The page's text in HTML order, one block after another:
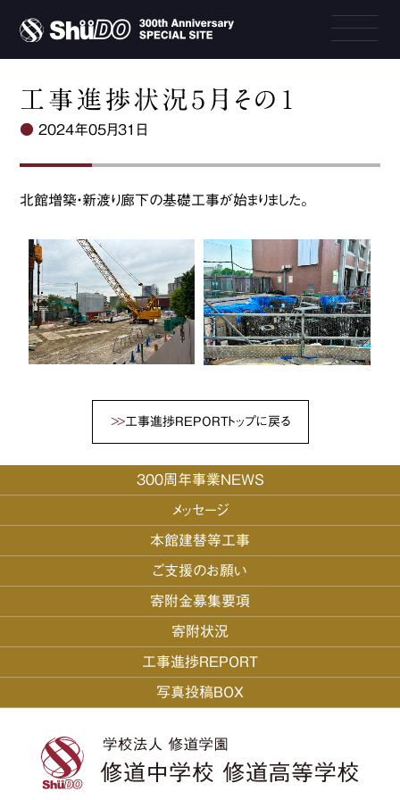
工事進捗状況５月その１
●2024年05月31日
北館増築・新渡り廊下の基礎工事が始まりました。
工事進捗REPORTトップに戻る
300周年事業NEWS
メッセージ
本館建替等工事
ご支援のお願い
寄附金募集要項
寄附状況
工事進捗REPORT
写真投稿BOX